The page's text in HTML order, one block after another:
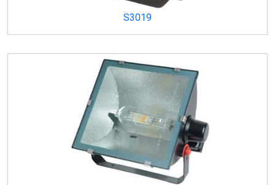
S3019